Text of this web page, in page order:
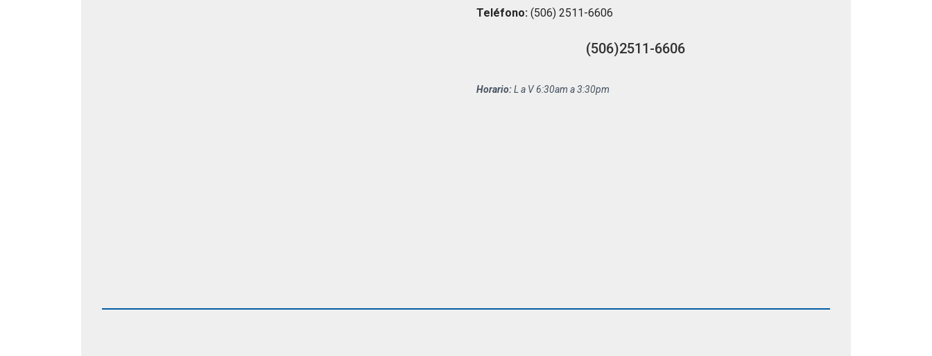
Teléfono: (506) 2511-6606
(506)2511-6606
Horario:L a V 6:30am a 3:30pm